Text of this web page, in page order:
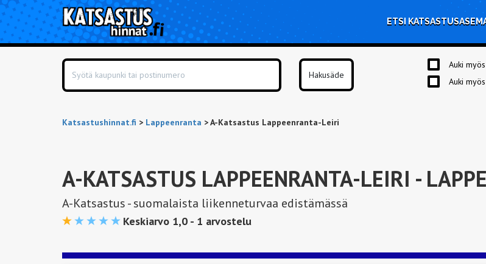
ETSI
Auki
Auki
Katsastushinnat.fi > Lappeenranta >A-Katsastus Lappeenranta-Leiri
A-KATSASTUS LAPPEENRANTA-LEIRI -
A-Katsastus - suomalaista liikenneturvaa edistämässä
Keskiarvo 1,0 - 1 arvostelu